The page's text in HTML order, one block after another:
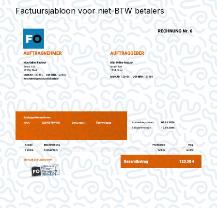
Factuursjabloon voor niet-BTW betalers